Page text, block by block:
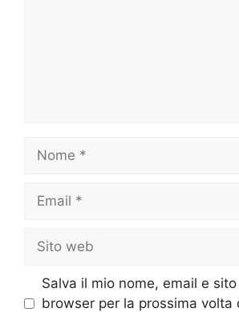
web
Salva il mio nome, email e
browser per la prossima volta